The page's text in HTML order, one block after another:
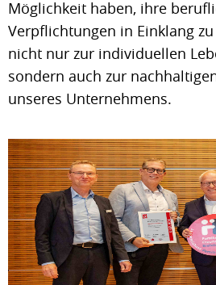
Möglichkeit haben, ihre
Verpflichtungen in Einklang
nicht nur zur individuellen
sondern auch zur
unseres Unternehmens.